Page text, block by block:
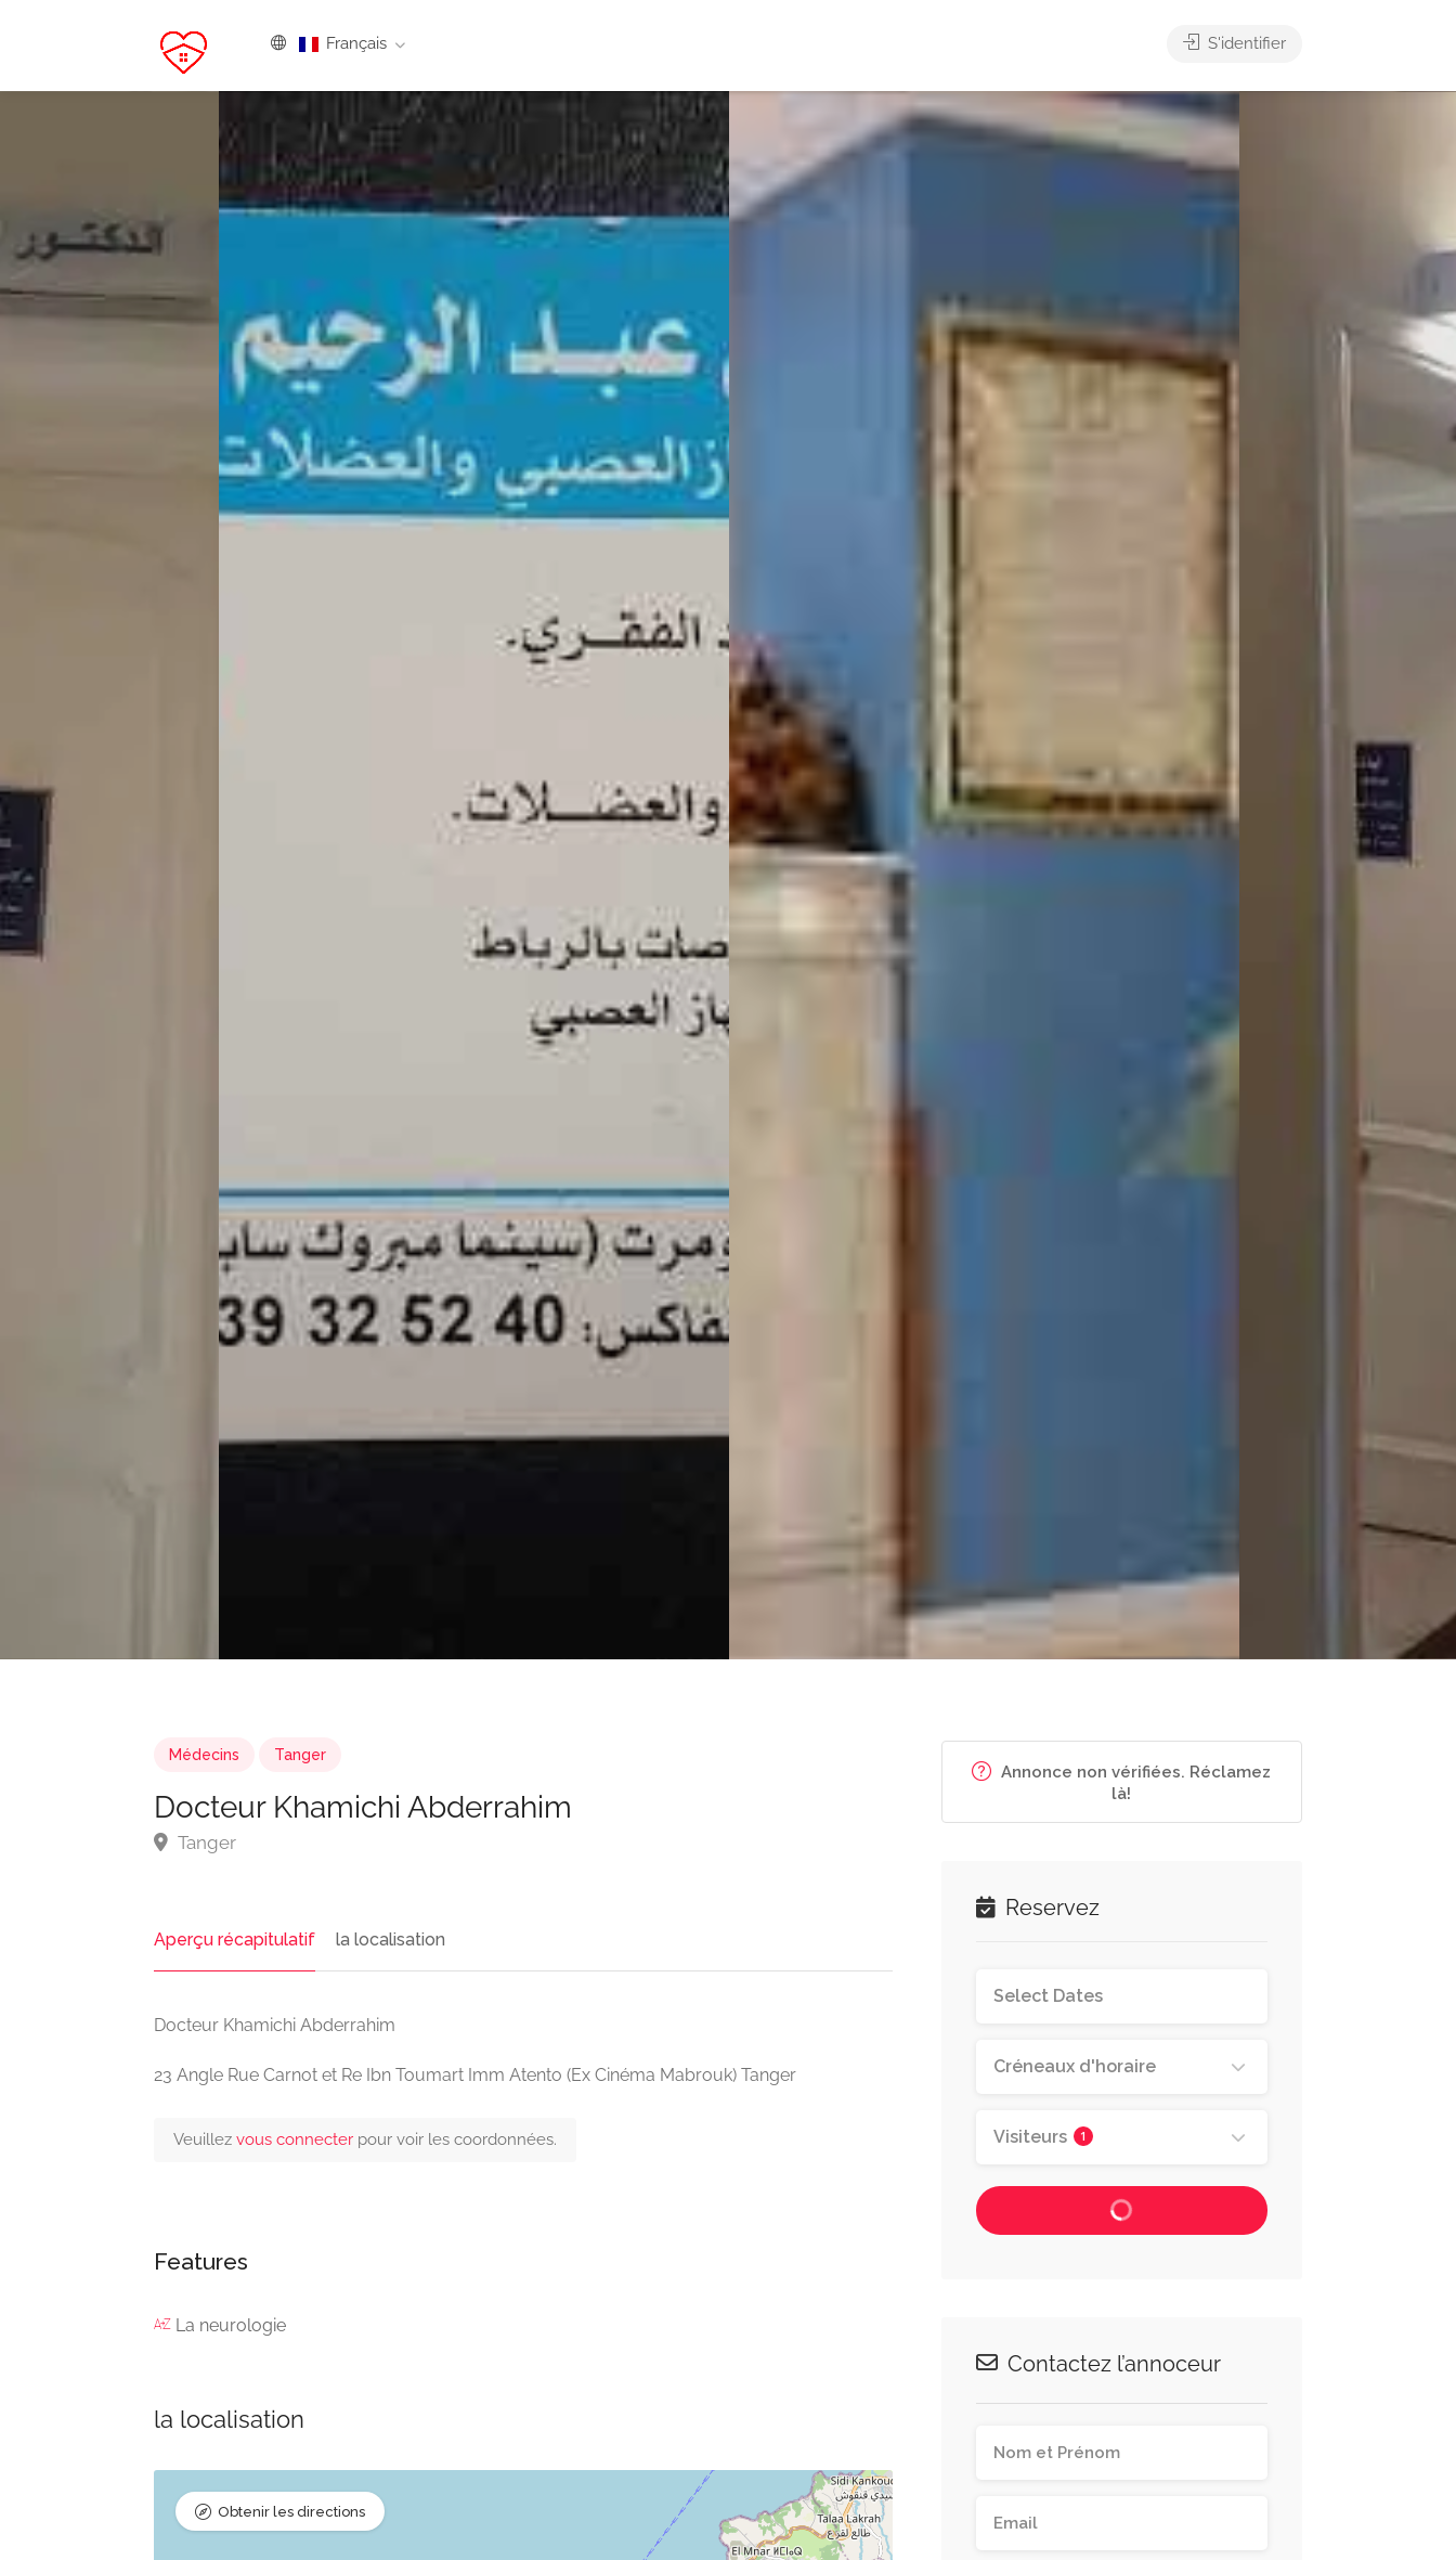
Français S'identifier
Médecins Tanger
Docteur Khamichi Abderrahim
Tanger
Aperçu récapitulatif la localisation
Docteur Khamichi Abderrahim
23 Angle Rue Carnot et Re Ibn Toumart Imm Atento (Ex Cinéma Mabrouk) Tanger
Veuillez vous connecter pour voir les coordonnées.
Features
La neurologie
la localisation
Obtenir les directions
Annonce non vérifiées. Réclamez
là!
Reservez
Créneaux d'horaire
Visiteurs 1
Contactez l’annoceur